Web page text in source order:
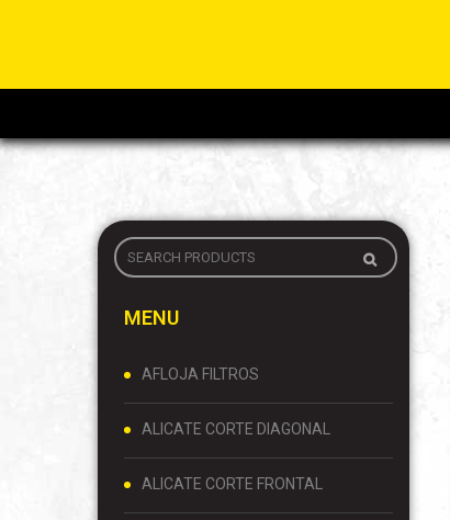
MENU
AFLOJA FILTROS
ALICATE CORTE DIAGONAL
ALICATE CORTE FRONTAL